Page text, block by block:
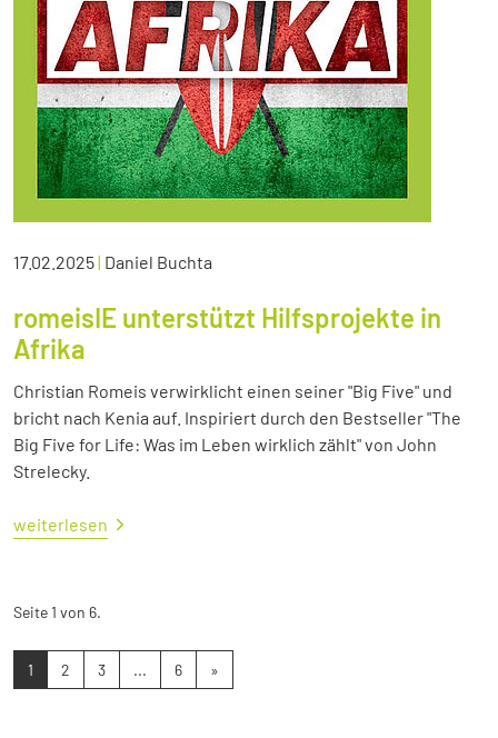
17.02.2025| Daniel Buchta
romeisIE unterstützt Hilfsprojekte in
Afrika
Christian Romeis verwirklicht einen seiner "Big Five" und
bricht nach Kenia auf. Inspiriert durch den Bestseller "The
Big Five for Life: Was im Leben wirklich zählt" von John
Strelecky.
weiterlesen
Seite 1 von 6.
1 2 3 ... 6 »